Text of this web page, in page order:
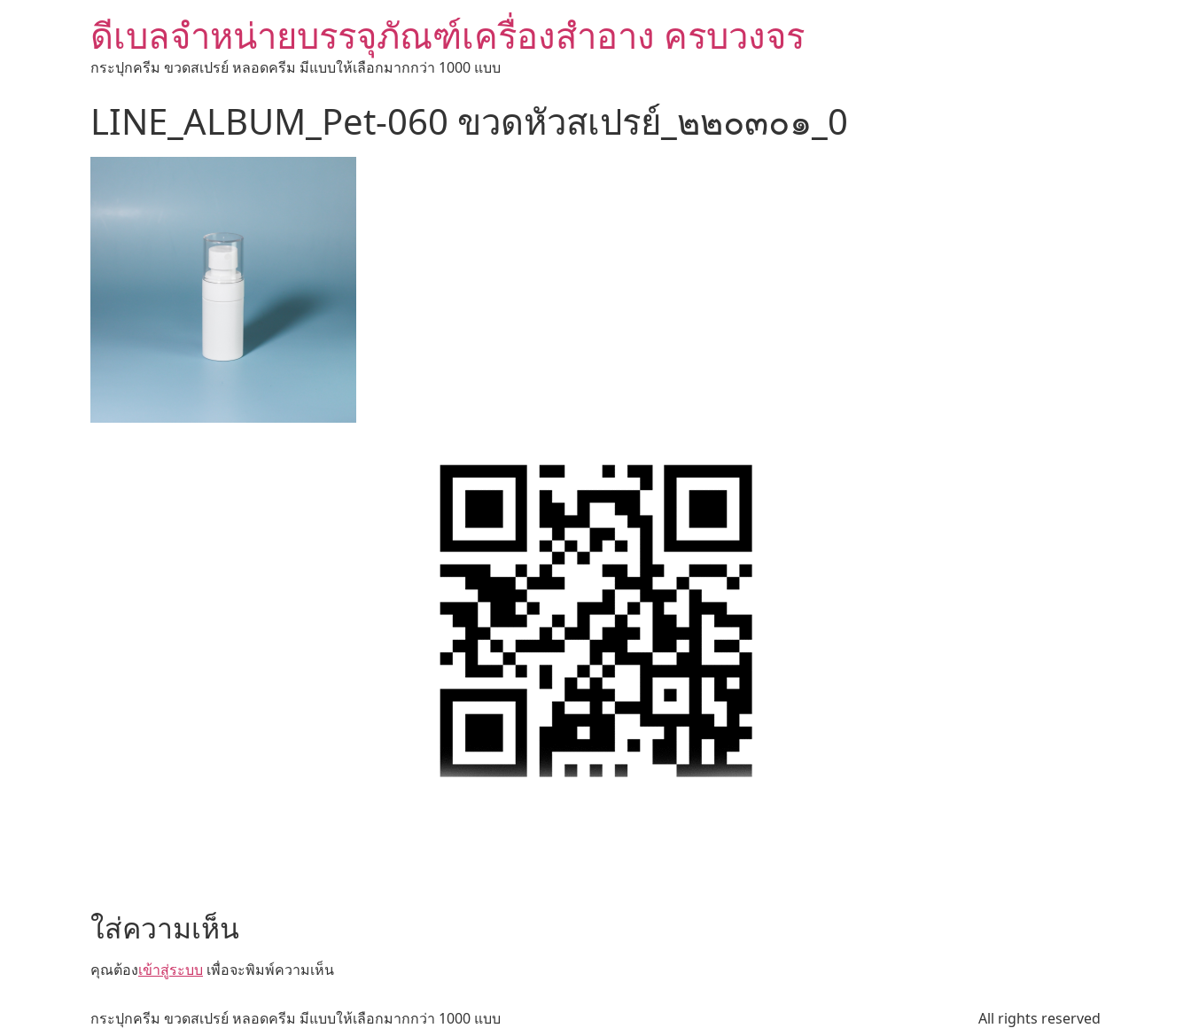
ดีเบลจำหน่ายบรรจุภัณฑ์เครื่องสำอาง ครบวงจร
กระปุกครีม ขวดสเปรย์ หลอดครีม มีแบบให้เลือกมากกว่า 1000 แบบ
LINE_ALBUM_Pet-060 ขวดหัวสเปรย์_๒๒๐๓๐๑_0
ใส่ความเห็น
คุณต้องเข้าสู่ระบบ เพื่อจะพิมพ์ความเห็น
กระปุกครีม ขวดสเปรย์ หลอดครีม มีแบบให้เลือกมากกว่า 1000 แบบ All rights reserved